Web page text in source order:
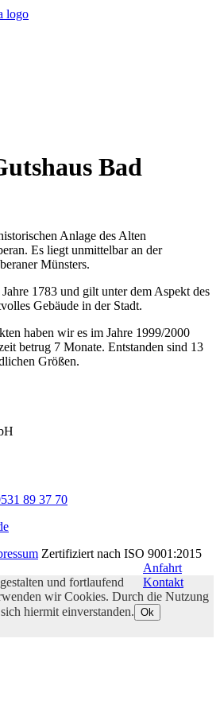
Bad
Anlage des Alten
Es liegt unmittelbar an der
Münsters.
1783 und gilt unter dem Aspekt des
Gebäude in der Stadt.
haben wir es im Jahre 1999/2000
betrug 7 Monate. Entstanden sind 13
Größen.
89 37 70
Zertifiziert nach ISO 9001:2015
Anfahrt
Kontakt
und fortlaufend
wir Cookies. Durch die Nutzung
hiermit einverstanden. Ok